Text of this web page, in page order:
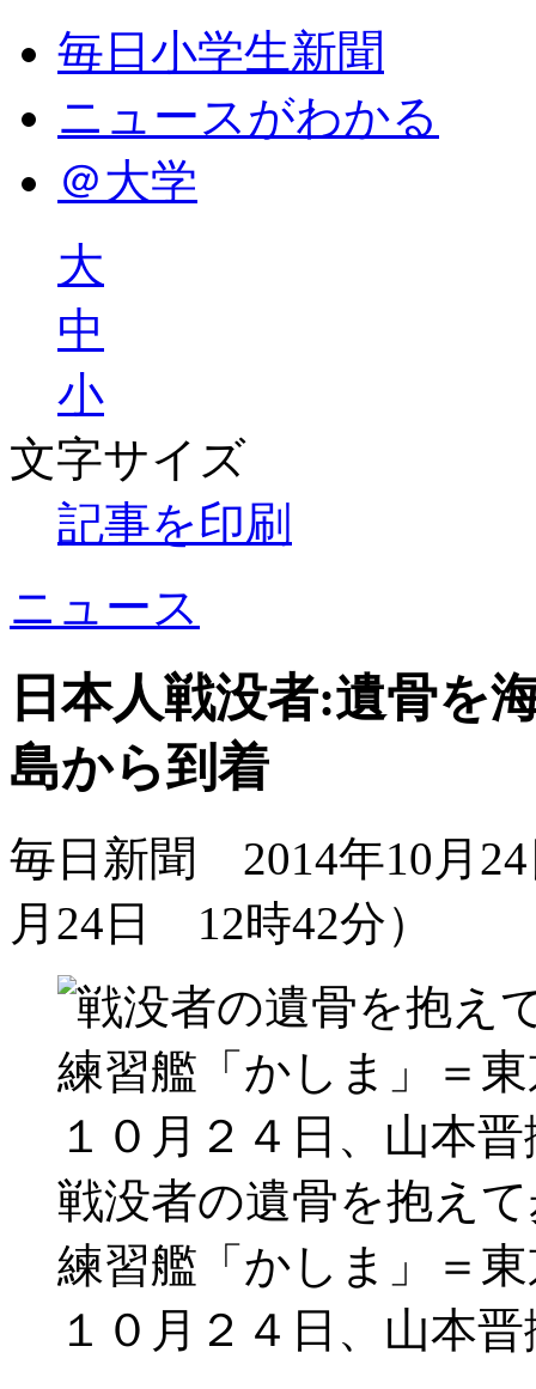
毎日小学生新聞
ニュースがわかる
＠大学
大
中
小
文字サイズ
記事を印刷
ニュース
日本人戦没者:遺骨
島から到着
毎日新聞 2014年10月
月24日 12時42分）
戦没者の遺骨を抱え
練習艦「かしま」＝
１０月２４日、山本